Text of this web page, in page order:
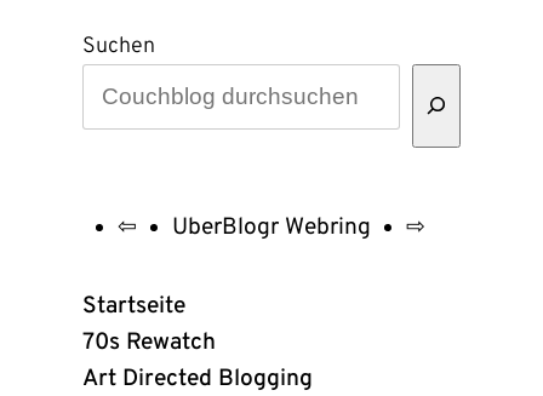
Suchen
UberBlogr
Webring
Links
⇦ UberBlogr Webring ⇨
Startseite
70s Rewatch
Art Directed Blogging